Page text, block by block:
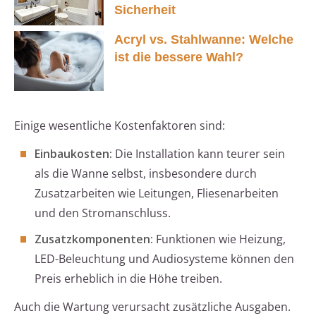
Sicherheit
Acryl vs. Stahlwanne: Welche
ist die bessere Wahl?
Einige wesentliche Kostenfaktoren sind:
Einbaukosten: Die Installation kann teurer sein
als die Wanne selbst, insbesondere durch
Zusatzarbeiten wie Leitungen, Fliesenarbeiten
und den Stromanschluss.
Zusatzkomponenten: Funktionen wie Heizung,
LED-Beleuchtung und Audiosysteme können den
Preis erheblich in die Höhe treiben.
Auch die Wartung verursacht zusätzliche Ausgaben.